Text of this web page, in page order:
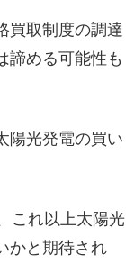
買取制度の調達
諦める可能性も
陽光発電の買い
これ以上太陽光
かと期待され